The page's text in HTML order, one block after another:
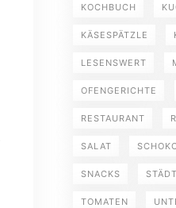
KOCHBUCH
KÄSESPÄTZLE
LESENSWERT
OFENGERICHTE
RESTAURANT
SALAT
SNACKS
TOMATEN